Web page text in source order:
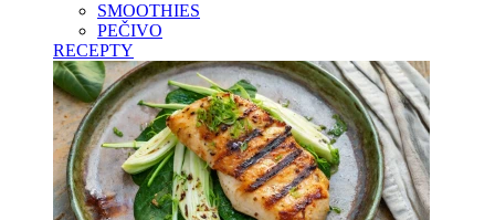
SMOOTHIES
PEČIVO
RECEPTY